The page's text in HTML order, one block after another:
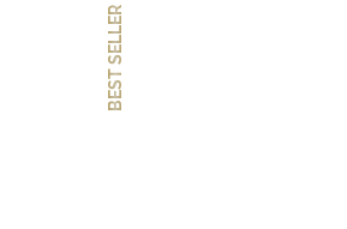
BEST SELLER